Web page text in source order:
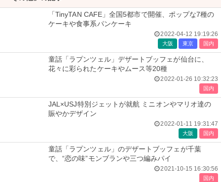
「TinyTAN CAFE」全国5都市で開催、ポップな7種の
ケーキや食事系パンケーキ
2022-04-12 19:19:26
大阪 東京 国内
童話「ラプンツェル」デザートブッフェが仙台に、
花々に彩られたケーキやムース等20種
2022-01-26 10:32:23
国内
JAL×USJ特別ジェットが就航 ミニオンやマリオ達の
賑やかデザイン
2022-01-11 19:31:47
大阪 国内
童話「ラプンツェル」のデザートブッフェが千葉
で、“恋の味”モンブランや三つ編みパイ
2021-10-15 16:30:56
国内